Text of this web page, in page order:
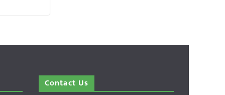
Contact Us